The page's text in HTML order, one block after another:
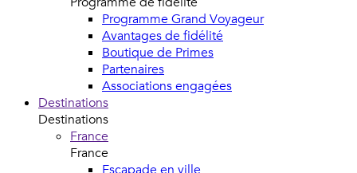
Programme Grand Voyageur
Avantages de fidélité
Boutique de Primes
Partenaires
Associations engagées
Destinations
Destinations
France
France
Escapade en ville